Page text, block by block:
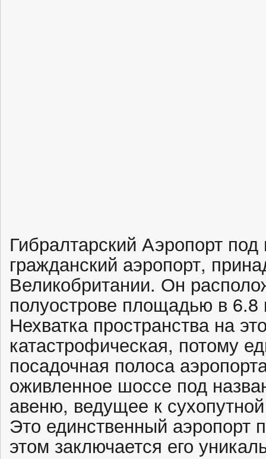
Гибралтарский Аэропорт
гражданский аэропорт,
Великобритании. Он
полуострове площадью в 6.8
Нехватка пространства на
катастрофическая, потому
посадочная полоса
оживленное шоссе под
авеню, ведущее к
Это единственный аэропорт
этом заключается его